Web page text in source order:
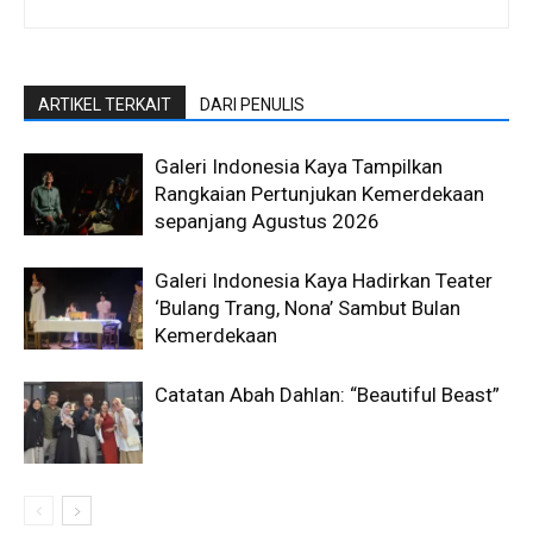
ARTIKEL TERKAIT DARI PENULIS
Galeri Indonesia Kaya Tampilkan
Rangkaian Pertunjukan Kemerdekaan
sepanjang Agustus 2026
Galeri Indonesia Kaya Hadirkan Teater
‘Bulang Trang, Nona’ Sambut Bulan
Kemerdekaan
Catatan Abah Dahlan: “Beautiful Beast”